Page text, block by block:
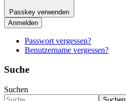
Passkey verwenden
Anmelden
Passwort vergessen?
Benutzername vergessen?
Suche
Suchen